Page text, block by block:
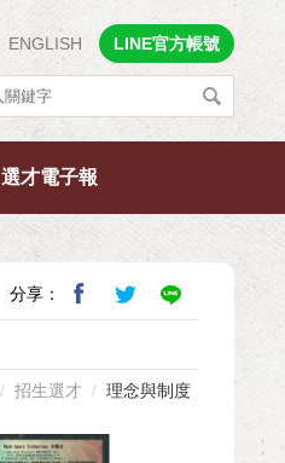
ENGLISH LINE官方帳號
選才電子報
分享：
招生選才 理念與制度